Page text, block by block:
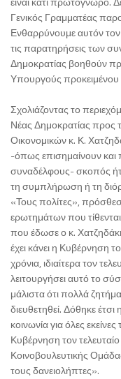
Γενικός Γραμματέας
Ενθαρρύνουμε αυτόν τον
τις παρατηρήσεις των
Δημοκρατίας βοηθούν
Υπουργούς προκειμένου
Σχολιάζοντας το
Νέας Δημοκρατίας προς
Οικονομικών κ. Κ.
-όπως επισημαίνουν
συναδέλφους- σκοπός
τη συμπλήρωση ή τη
«Τους πολίτες»,
ερωτημάτων που
που έδωσε ο κ.
έχει κάνει η Κυβέρνηση
χρόνια, ιδιαίτερα τον
λειτουργήσει αυτό το
μάλιστα ότι πολλά
διευθετηθεί. Δόθηκε έτσι
κοινωνία για όλες
Κυβέρνηση τον
Κοινοβουλευτικής
τους δανειολήπτες».